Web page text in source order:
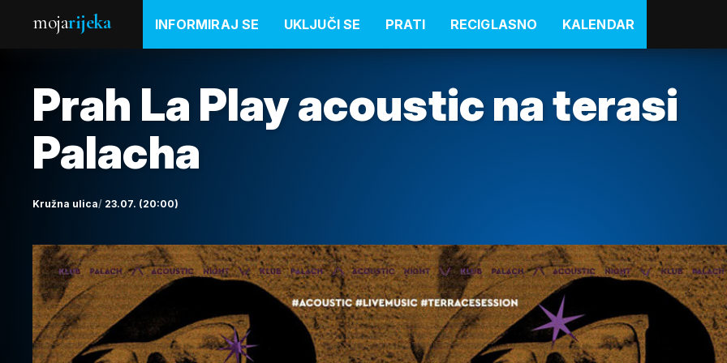
mojarijeka INFORMIRAJ SE UKLJUČI SE PRATI RECIGLASNO KALENDAR
Prah La Play acoustic na terasi
Palacha
Kružna ulica 23.07. (20:00)